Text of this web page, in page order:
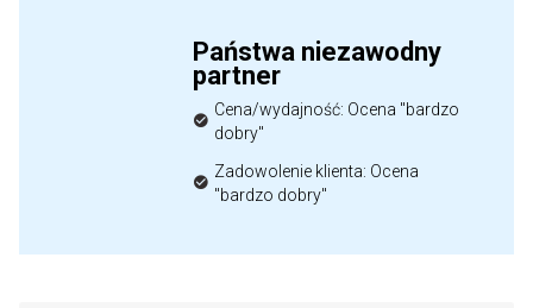
Państwa niezawodny
partner
Cena/wydajność: Ocena "bardzo
dobry"
Zadowolenie klienta: Ocena
"bardzo dobry"